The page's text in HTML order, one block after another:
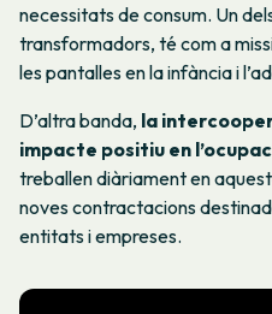
necessitats de consum. Un
transformadors, té com a
les pantalles en la infància i
D’altra banda, la
impacte positiu en
treballen diàriament en
noves contractacions
entitats i empreses.